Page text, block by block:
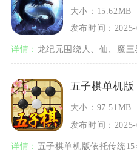
大小：15.62MB
发布时间：
详情： 龙纪元围绕人、仙、魔三界纷争展开冒险，
五子棋单机版
大小：97.51MB
发布时间：
详情： 五子棋单机版依托传统15×15棋盘标准规则